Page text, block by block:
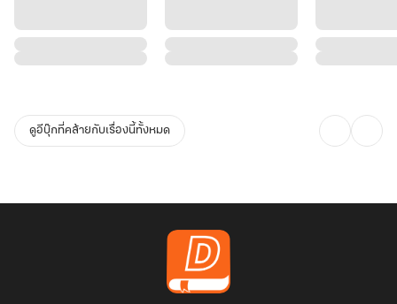
ดูอีบุ๊กที่คล้ายกับเรื่องนี้ทั้งหมด